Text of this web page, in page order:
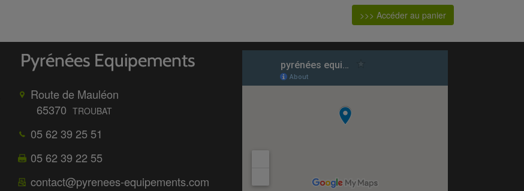
>>> Accéder au panier
Route de Mauléon
65370 TROUBAT
05 62 39 25 51
05 62 39 22 55
contact@pyrenees-equipements.com